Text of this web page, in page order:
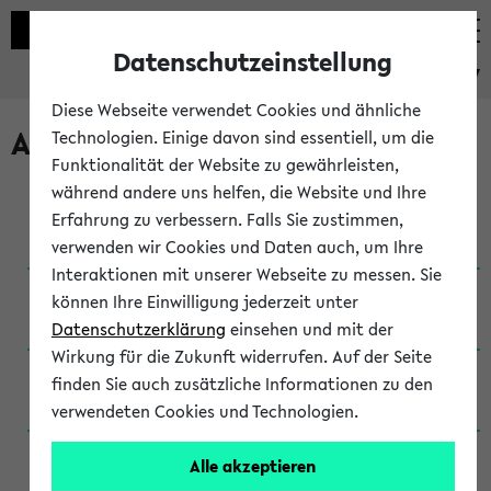
eKVV
Archivierte Studiengänge
Anglistik: British and American Studies / B.A.
(Einschreibung bis WiSe 16/17)
Anglistik: British and American Studies / B.A.
(Einschreibung bis SoSe 2015)
Anglistik: British and American Studies / B.A.
(Einschreibung bis SoSe 2013)
Anglistik: British and American Studies / Ba
(Einschreibung bis SoSe 2011)
Datenschutzeinstellung
Diese Webseite verwendet Cookies und ähnliche
Technologien. Einige davon sind essentiell, um die
Funktionalität der Website zu gewährleisten,
während andere uns helfen, die Website und Ihre
Erfahrung zu verbessern. Falls Sie zustimmen,
verwenden wir Cookies und Daten auch, um Ihre
Interaktionen mit unserer Webseite zu messen. Sie
können Ihre Einwilligung jederzeit unter
Datenschutzerklärung einsehen und mit der
Wirkung für die Zukunft widerrufen. Auf der Seite
finden Sie auch zusätzliche Informationen zu den
verwendeten Cookies und Technologien.
Alle akzeptieren